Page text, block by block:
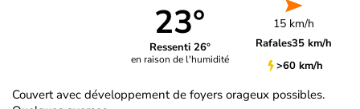
23°
Ressenti 26°
en raison de l'humidité
15 km/h
Rafales35 km/h
>60 km/h
Couvert avec développement de foyers orageux possibles.